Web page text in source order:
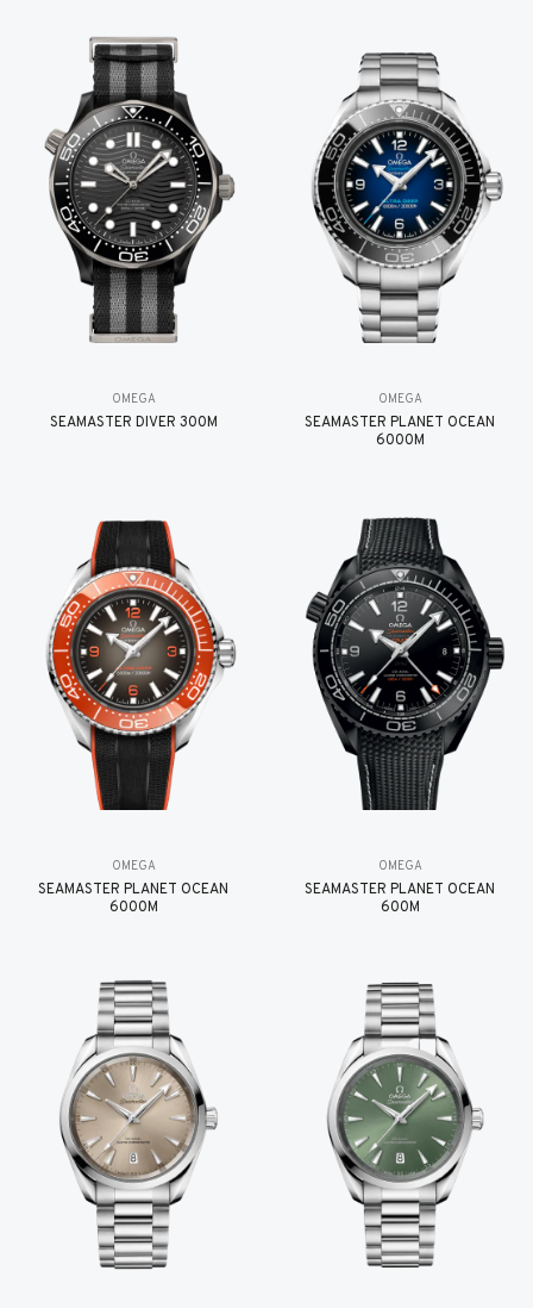
OMEGA
SEAMASTER DIVER 300M
OMEGA
SEAMASTER PLANET OCEAN
6000M
OMEGA
SEAMASTER PLANET OCEAN
6000M
OMEGA
SEAMASTER PLANET OCEAN
600M